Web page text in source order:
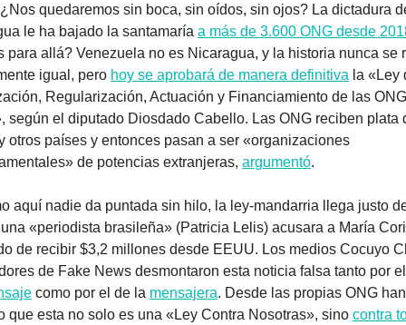
quedaremos sin boca, sin oídos, sin ojos? La dictadura
le ha bajado la santamaría a más de 3.600 ONG desde
para allá? Venezuela no es Nicaragua, y la historia nunca se
igual, pero hoy se aprobará de manera definitiva la «Ley
Regularización, Actuación y Financiamiento de las
según el diputado Diosdado Cabello. Las ONG reciben plata
otros países y entonces pasan a ser «organizaciones
de potencias extranjeras, argumentó.
aquí nadie da puntada sin hilo, la ley-mandarria llega justo
«periodista brasileña» (Patricia Lelis) acusara a María
de recibir $3,2 millones desde EEUU. Los medios Cocuyo
de Fake News desmontaron esta noticia falsa tanto por
como por el de la mensajera. Desde las propias ONG han
que esta no solo es una «Ley Contra Nosotras», sino contra